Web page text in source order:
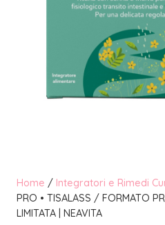
Home / Integratori e Rimedi
PRO • TISALASS / FORMATO
LIMITATA | NEAVITA